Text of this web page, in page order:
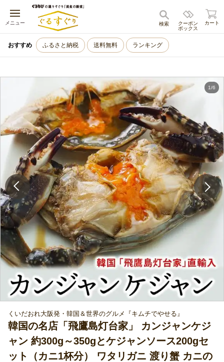
メニュー
キャンセル
クーポン
ボックス
検索 カート
おすすめ ふるさと納税 送料無料 ランキング
1/6
くいだおれ大阪発・韓国＆世界のグルメ『キムチでやせる』
韓国の名店「飛鷹島灯台家」 カンジャンケジ
ャン 約300g～350gとケジャンソース200gセ
ット（カニ1杯分） ワタリガニ 渡り蟹 カニの